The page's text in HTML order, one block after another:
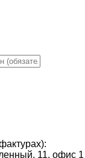
11, офис 1